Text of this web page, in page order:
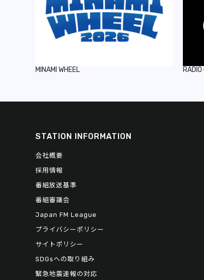
MINAMI WHEEL
STATION INFORMATION
会社概要
採用情報
番組放送基準
番組審議会
Japan FM League
プライバシーポリシー
サイトポリシー
SDGsへの取り組み
緊急地震速報の対応